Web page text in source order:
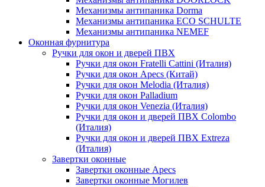
Механизмы антипаника Dorma
Механизмы антипаника ECO SCHULTE
Механизмы антипаника NEMEF
Оконная фурнитура
Ручки для окон и дверей ПВХ
Ручки для окон Fratelli Cattini (Италия)
Ручки для окон Apecs (Китай)
Ручки для окон Melodia (Италия)
Ручки для окон Palladium
Ручки для окон Venezia (Италия)
Ручки для окон и дверей ПВХ Colombo
(Италия)
Ручки для окон и дверей ПВХ Extreza
(Италия)
Завертки оконные
Завертки оконные Apecs
Завертки оконные Могилев